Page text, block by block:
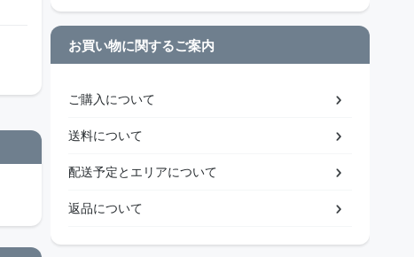
お買い物に関するご案内
ご購入について
送料について
配送予定とエリアについて
返品について